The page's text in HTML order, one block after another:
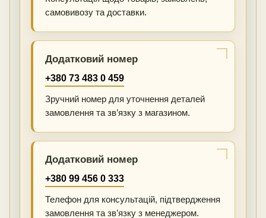
самовивозу та доставки.
Додатковий номер
+380 73 483 0 459
Зручний номер для уточнення деталей
замовлення та зв’язку з магазином.
Додатковий номер
+380 99 456 0 333
Телефон для консультацій, підтвердження
замовлення та зв’язку з менеджером.